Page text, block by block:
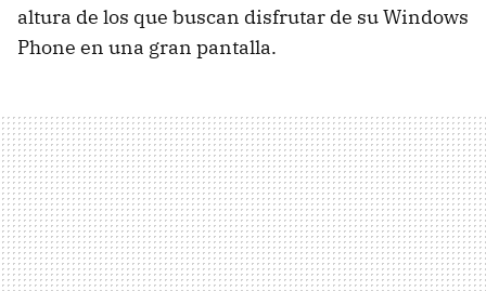
altura de los que buscan disfrutar de su Windows
Phone en una gran pantalla.